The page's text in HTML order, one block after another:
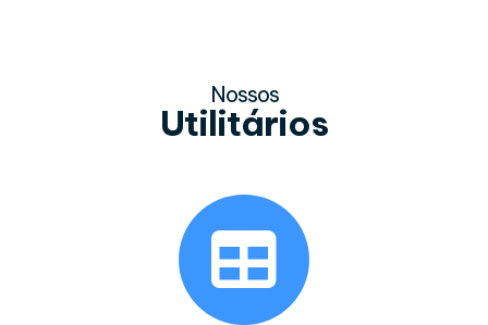
Nossos
Utilitários